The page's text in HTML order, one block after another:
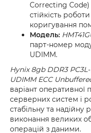
Correcting Code)
стійкість
коригування
Модель:
парт-номер
UDIMM.
Hynix 8gb DDR3
UDIMM ECC
варіант оперативної
серверних систем і
стабільну та надійну
виконання великих
операцій з даними.